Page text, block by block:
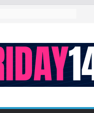
de $ 2,12 billones